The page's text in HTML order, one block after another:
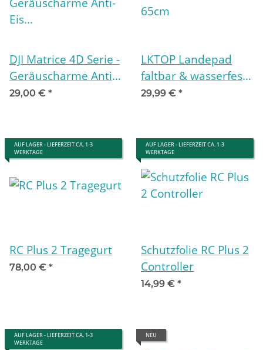
DJI Matrice 4D Serie -
Geräuscharme Anti-
Eis Propeller ( 1 Paar
29,00 € *
LKTOP Landepad
faltbar & wasserfest
65cm
29,99 € *
AUF LAGER - LIEFERZEIT CA. 1-3
WERKTAGE
RC Plus 2 Tragegurt
78,00 € *
AUF LAGER - LIEFERZEIT CA. 1-3
WERKTAGE
Schutzfolie RC Plus 2
Controller
14,99 € *
AUF LAGER - LIEFERZEIT CA. 1-3
WERKTAGE
NEU